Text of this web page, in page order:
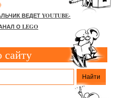
ВЕДЕТ YOUTUBE-
О LEGO